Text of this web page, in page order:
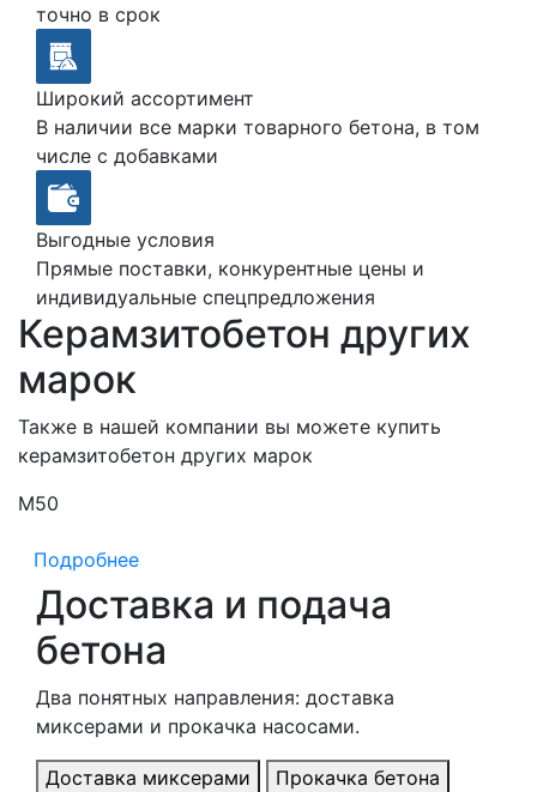
точно в срок
Широкий ассортимент
В наличии все марки товарного бетона, в том
числе с добавками
Выгодные условия
Прямые поставки, конкурентные цены и
индивидуальные спецпредложения
Керамзитобетон других
марок
Также в нашей компании вы можете купить
керамзитобетон других марок
М50
Подробнее
Доставка и подача
бетона
Два понятных направления: доставка
миксерами и прокачка насосами.
Доставка миксерами Прокачка бетона